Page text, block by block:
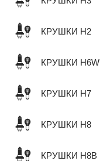
КРУШКИ H2
КРУШКИ H6W
КРУШКИ H7
КРУШКИ H8
КРУШКИ H8B